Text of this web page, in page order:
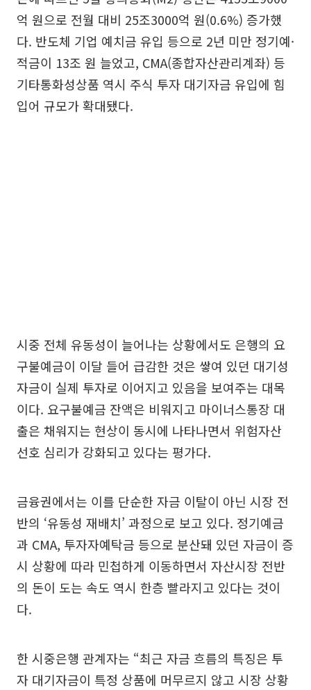
억 원으로 전월 대비 25조3000억 원(0.6%) 증가했
다. 반도체 기업 예치금 유입 등으로 2년 미만 정기예·
적금이 13조 원 늘었고, CMA(종합자산관리계좌) 등
기타통화성상품 역시 주식 투자 대기자금 유입에 힘
입어 규모가 확대됐다.
시중 전체 유동성이 늘어나는 상황에서도 은행의 요
구불예금이 이달 들어 급감한 것은 쌓여 있던 대기성
자금이 실제 투자로 이어지고 있음을 보여주는 대목
이다. 요구불예금 잔액은 비워지고 마이너스통장 대
출은 채워지는 현상이 동시에 나타나면서 위험자산
선호 심리가 강화되고 있다는 평가다.
금융권에서는 이를 단순한 자금 이탈이 아닌 시장 전
반의 ‘유동성 재배치’ 과정으로 보고 있다. 정기예금
과 CMA, 투자자예탁금 등으로 분산돼 있던 자금이 증
시 상황에 따라 민첩하게 이동하면서 자산시장 전반
의 돈이 도는 속도 역시 한층 빨라지고 있다는 것이
다.
한 시중은행 관계자는 “최근 자금 흐름의 특징은 투
자 대기자금이 특정 상품에 머무르지 않고 시장 상황